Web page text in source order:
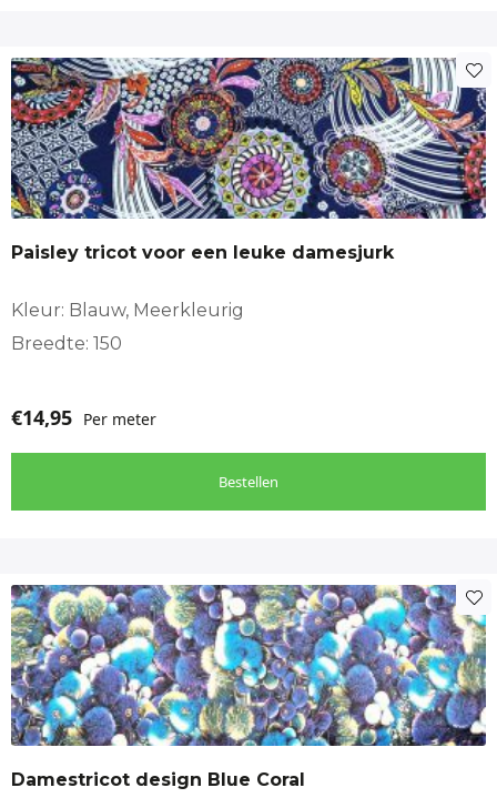
Paisley tricot voor een leuke damesjurk
Kleur: Blauw, Meerkleurig
Breedte: 150
€14,95 Per meter
Bestellen
Damestricot design Blue Coral